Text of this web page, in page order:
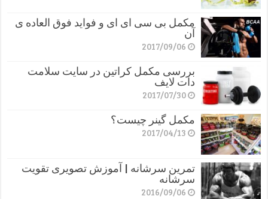
مکمل بی سی ای ای و فواید فوق العاده ی
آن
2017/09/06
بررسی مکمل کراتین در سایت سلامت
دات لایف
2017/07/30
مکمل گینر چیست؟
2017/04/13
تمرین سرشانه | آموزش تصویری تقویت
سرشانه
2016/09/06